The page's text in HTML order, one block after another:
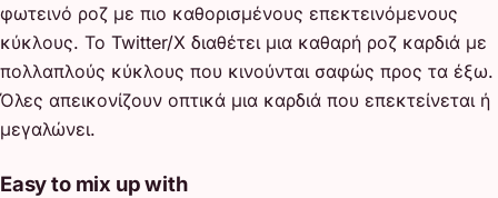
φωτεινό ροζ με πιο καθορισμένους επεκτεινόμενους
κύκλους. Το Twitter/X διαθέτει μια καθαρή ροζ καρδιά με
πολλαπλούς κύκλους που κινούνται σαφώς προς τα έξω.
Όλες απεικονίζουν οπτικά μια καρδιά που επεκτείνεται ή
μεγαλώνει.
Easy to mix up with